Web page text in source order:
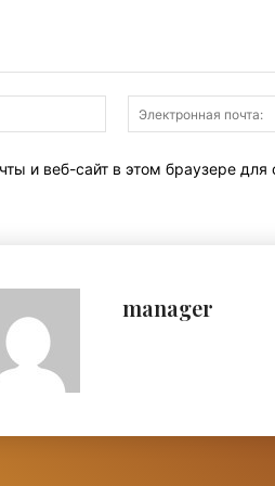
Имя:
и веб-сайт в этом браузере
manager